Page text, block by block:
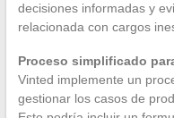
decisiones informadas y
relacionada con cargos
Proceso simplificado
Vinted implemente un
gestionar los casos de